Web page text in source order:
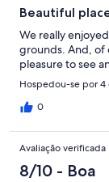
Beautiful
We really
grounds. And, of
pleasure to see
Hospedou-se por
0
Avaliação verificada
8/10 - Boa